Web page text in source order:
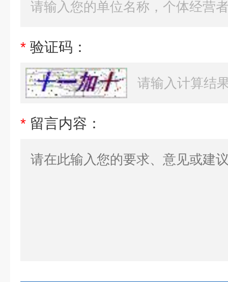
* 验证码：
* 留言内容：